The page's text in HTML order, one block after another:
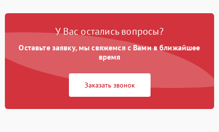
У Вас остались вопросы?
Оставьте заявку, мы свяжемся с Вами в ближайшее
время
Заказать звонок